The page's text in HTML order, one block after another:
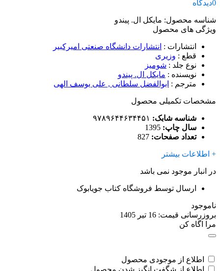
0دیدگاه
شناسه محصول: مایکل ال. پیندو
ویژگی های محصول
انتشارات : انتشارات دانشگاه صنعتی امیرکبیر
قطع : وزیری
نوع جلد : شومیز
نویسنده : مایکل ال. پیندو
مترجم : ابوالفضل سلطانی , علی یوسف الهی
مشخصات تکمیلی محصول
شناسه شابک:
سال چاپ:
تعداد صفحات:
+ اطلاعات بیشتر
در انبار موجود نمی باشد
ارسال توسط فروشگاه کتاب جویابوک
ناموجود
بروزرسانی قیمت: 16 تیر 1405
مرا اگاه کن
اطلاع از موجودی محصول